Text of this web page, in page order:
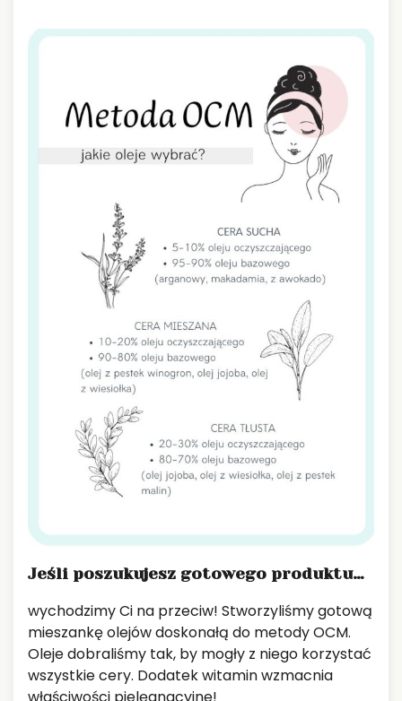
Jeśli poszukujesz gotowego produktu…
wychodzimy Ci na przeciw! Stworzyliśmy gotową
mieszankę olejów doskonałą do metody OCM.
Oleje dobraliśmy tak, by mogły z niego korzystać
wszystkie cery. Dodatek witamin wzmacnia